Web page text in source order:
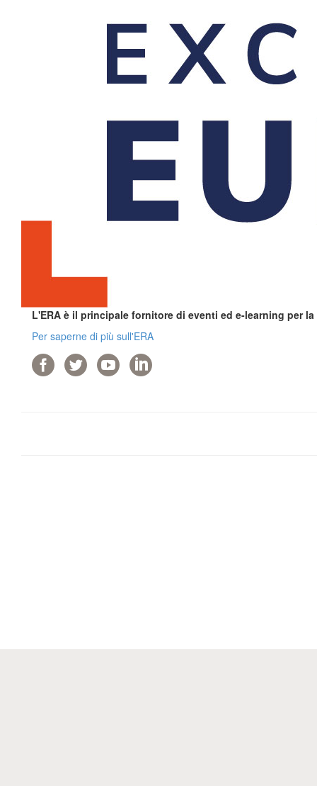
L'ERA è il principale fornitore di eventi ed e-learning per
Per saperne di più sull'ERA